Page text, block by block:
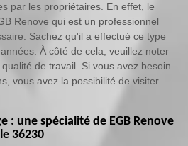
par les propriétaires. En effet, le
Renove qui est un professionnel
Sachez qu'il a effectué ce type
À côté de cela, veuillez noter
de travail. Si vous avez besoin
vous avez la possibilité de visiter
: une spécialité de EGB Renove
36230